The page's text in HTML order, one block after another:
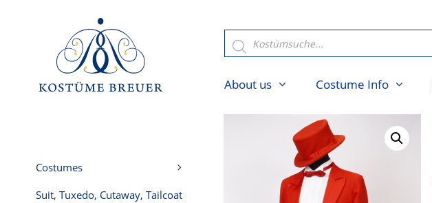
Products
search
About us Costume Info
Costumes
Suit, Tuxedo, Cutaway, Tailcoat